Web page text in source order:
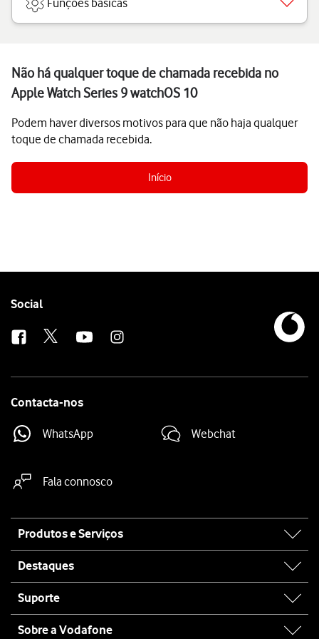
Funções básicas
Não há qualquer toque de chamada recebida no
Apple Watch Series 9 watchOS 10
Podem haver diversos motivos para que não haja qualquer
toque de chamada recebida.
Início
Follow
Social
Contacta-nos
WhatsApp Webchat
Fala connosco
map
Produtos e Serviços
Destaques
Suporte
Sobre a Vodafone